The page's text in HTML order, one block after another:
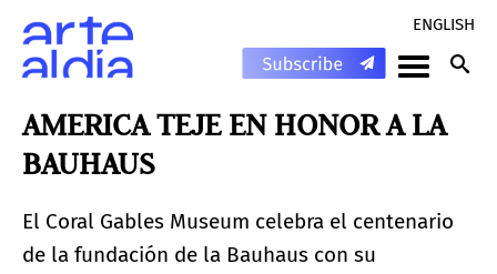
ENGLISH
AMERICA TEJE EN HONOR A LA
BAUHAUS
El Coral Gables Museum celebra el centenario
de la fundación de la Bauhaus con su